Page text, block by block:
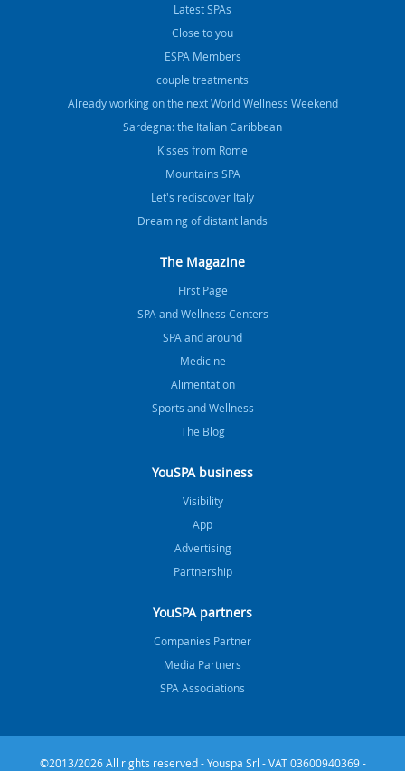
Latest SPAs
Close to you
ESPA Members
couple treatments
Already working on the next World Wellness Weekend
Sardegna: the Italian Caribbean
Kisses from Rome
Mountains SPA
Let's rediscover Italy
Dreaming of distant lands
The Magazine
FIrst Page
SPA and Wellness Centers
SPA and around
Medicine
Alimentation
Sports and Wellness
The Blog
YouSPA business
Visibility
App
Advertising
Partnership
YouSPA partners
Companies Partner
Media Partners
SPA Associations
©2013/2026 All rights reserved - Youspa Srl - VAT 03600940369 -